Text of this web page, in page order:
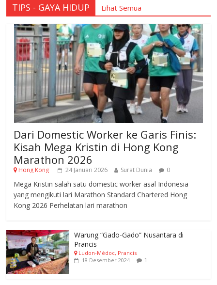
TIPS - GAYA HIDUP Lihat Semua
Dari Domestic Worker ke Garis Finis:
Kisah Mega Kristin di Hong Kong
Marathon 2026
Hong Kong 24 Januari 2026 Surat Dunia 0
Mega Kristin salah satu domestic worker asal Indonesia
yang mengikuti lari Marathon Standard Chartered Hong
Kong 2026 Perhelatan lari marathon
Warung “Gado-Gado” Nusantara di
Prancis
Ludon-Médoc, Prancis
18 Desember 2024
1